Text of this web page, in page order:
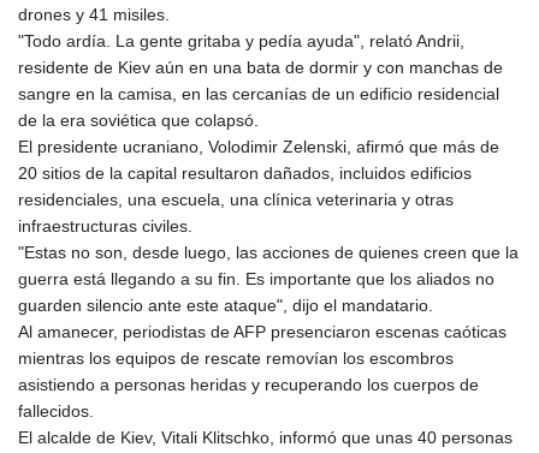
GMD 73.494895
8780.470902
GYD 209.158083
HKD 7.84455
HTG 130.718954
HUF 315.163504
IDR 17899
ILS 3.01309
IMP 0.742819
INR 95.242097
1309.701703
drones y 41 misiles.
"Todo ardía. La gente gritaba y pedía ayuda", relató Andrii,
residente de Kiev aún en una bata de dormir y con manchas de
sangre en la camisa, en las cercanías de un edificio residencial
de la era soviética que colapsó.
El presidente ucraniano, Volodimir Zelenski, afirmó que más de
20 sitios de la capital resultaron dañados, incluidos edificios
residenciales, una escuela, una clínica veterinaria y otras
infraestructuras civiles.
"Estas no son, desde luego, las acciones de quienes creen que la
guerra está llegando a su fin. Es importante que los aliados no
guarden silencio ante este ataque", dijo el mandatario.
Al amanecer, periodistas de AFP presenciaron escenas caóticas
mientras los equipos de rescate removían los escombros
asistiendo a personas heridas y recuperando los cuerpos de
fallecidos.
El alcalde de Kiev, Vitali Klitschko, informó que unas 40 personas